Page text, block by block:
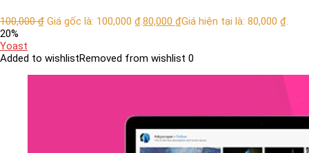
100,000₫ Giá gốc là: 100,000 ₫.80,000 ₫Giá hiện tại là: 80,000 ₫.
20%
Yoast
Added to wishlistRemoved from wishlist 0